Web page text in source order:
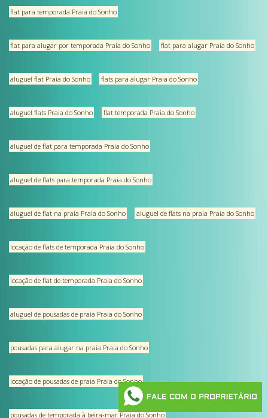
flat para temporada Praia do Sonho
flat para alugar por temporada Praia do Sonho flat para alugar Praia do Sonho
aluguel flat Praia do Sonho flats para alugar Praia do Sonho
aluguel flats Praia do Sonho flat temporada Praia do Sonho
aluguel de flat para temporada Praia do Sonho
aluguel de flats para temporada Praia do Sonho
aluguel de flat na praia Praia do Sonho aluguel de flats na praia Praia do Sonho
locação de flats de temporada Praia do Sonho
locação de flat de temporada Praia do Sonho
aluguel de pousadas de praia Praia do Sonho
pousadas para alugar na praia Praia do Sonho
locação de pousadas de praia Praia do Sonho
pousadas de temporada à beira-mar Praia do Sonho